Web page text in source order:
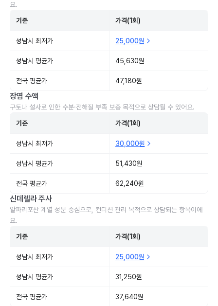
요.
기준 가격(1회)
성남시 최저가 25,000원
성남시 평균가 45,630원
전국 평균가 47,180원
장염 수액
구토나 설사로 인한 수분·전해질 부족 보충 목적으로 상담될 수 있어요.
기준 가격(1회)
성남시 최저가 30,000원
성남시 평균가 51,430원
전국 평균가 62,240원
신데렐라 주사
알파리포산 계열 성분 중심으로, 컨디션 관리 목적으로 상담되는 항목이에
요.
기준 가격(1회)
성남시 최저가 25,000원
성남시 평균가 31,250원
전국 평균가 37,640원